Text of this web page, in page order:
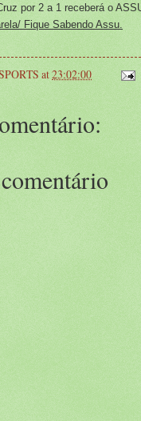
por 2 a 1 receberá o
Fique Sabendo Assu.
at23:02:00